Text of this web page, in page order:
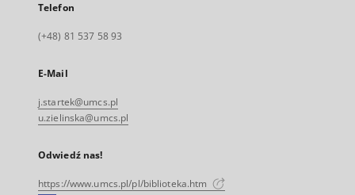
Telefon
(+48) 81 537 58 93
E-Mail
j.startek@umcs.pl
u.zielinska@umcs.pl
Odwiedź nas!
https://www.umcs.pl/pl/biblioteka.htm